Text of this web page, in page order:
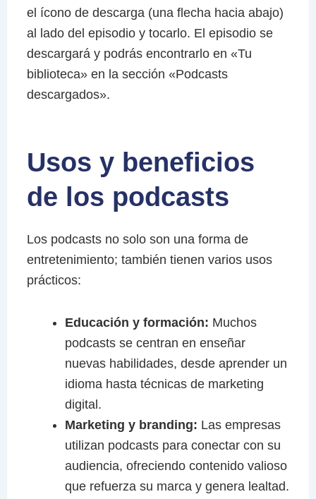
el ícono de descarga (una flecha hacia abajo)
al lado del episodio y tocarlo. El episodio se
descargará y podrás encontrarlo en «Tu
biblioteca» en la sección «Podcasts
descargados».
Usos y beneficios
de los podcasts
Los podcasts no solo son una forma de
entretenimiento; también tienen varios usos
prácticos:
Educación y formación: Muchos
podcasts se centran en enseñar
nuevas habilidades, desde aprender un
idioma hasta técnicas de marketing
digital.
Marketing y branding: Las empresas
utilizan podcasts para conectar con su
audiencia, ofreciendo contenido valioso
que refuerza su marca y genera lealtad.